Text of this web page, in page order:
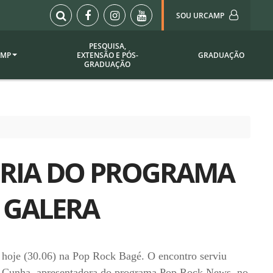
SOU URCAMP
Sou Urcamp (Portal)
Biblioteca
Plataforma Moodle
Setor de Registros
Webmail
de
/
PESQUISA,
EXTENSÃO E PÓS-
GRADUAÇÃO
GRADUAÇÃO
DO PROGRAMA
(30.06) na Pop Rock Bagé. O encontro serviu